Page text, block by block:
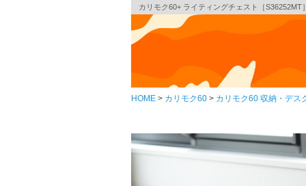
カリモク60+ ライティングチェスト［S36252MT
HOME カリモク60 カリモク60 収納・デス